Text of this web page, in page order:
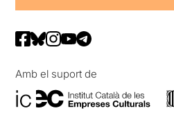
Amb el suport de